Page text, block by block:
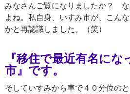
みなさんご覧になりましたか？
よね。私自身、いすみ市が、こん
かと再認識しました。（笑）
『移住で最近有名に
市』です。
そしていすみから車で４０分位の